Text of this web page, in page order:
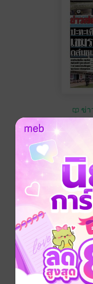
ข่า
อยากได้ ซื้อเป็น
หนังสือพิมพ์ข่าวสด วั
ประเภทไฟล์